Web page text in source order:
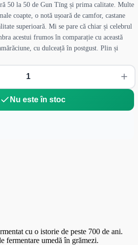
50 la 50 de Gun Tīng și prima calitate. Multe
coapte, o notă ușoară de camfor, castane
superioară. Mi se pare că chiar și celebrul
acestui frumos în comparație cu această
cu dulceață în postgust. Plin și
Nu este în stoc
cu o istorie de peste 700 de ani.
fermentare umedă în grămezi.